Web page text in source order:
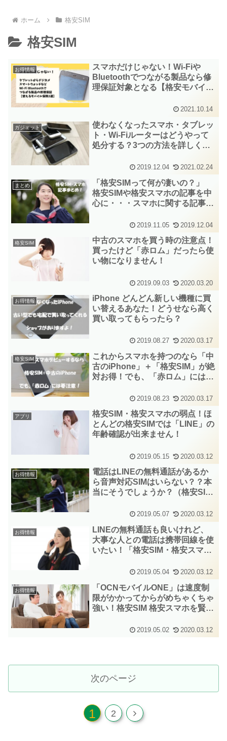
ホーム 格安SIM
格安SIM
お得情報
スマホだけじゃない！Wi-Fiや
Bluetoothでつながる製品なら修
理保証対象となる【格安モバイル
2021.10.14
ガジェット
使わなくなったスマホ・タブレッ
ト・Wi-Fiルーターはどうやって
処分する？3つの方法を詳しく解
2019.12.04 2021.02.24
まとめ
「格安SIMって何が凄いの？」
格安SIMや格安スマホの記事を中
心に・・・スマホに関する記事を
2019.11.05 2019.12.04
格安SIM
中古のスマホを買う時の注意点！
買ったけど「赤ロム」だったら使
い物になりません！
2019.09.03 2020.03.20
お得情報
iPhone どんどん新しい機種に買
い替えるあなた！どうせなら高く
買い取ってもらったら？
2019.08.27 2020.03.17
格安SIM
これからスマホを持つのなら「中
古のiPhone」＋「格安SIM」が絶
対お得！でも、「赤ロム」には要
2019.08.23 2020.03.17
アプリ
格安SIM・格安スマホの弱点！ほ
とんどの格安SIMでは「LINE」の
年齢確認が出来ません！
2019.05.15 2020.03.12
お得情報
電話はLINEの無料通話があるか
ら音声対応SIMはいらない？？本
当にそうでしょうか？（格安SIM
2019.05.07 2020.03.12
お得情報
LINEの無料通話も良いけれど、
大事な人との電話は携帯回線を使
いたい！「格安SIM・格安スマ
はあるのか？2019.05.04 2020.03.12
お得情報
「OCNモバイルONE」は速度制
限がかかってからがめちゃくちゃ
強い！格安SIM 格安スマホを賢く
2019.05.02 2020.03.12
次のページ
1 2
次